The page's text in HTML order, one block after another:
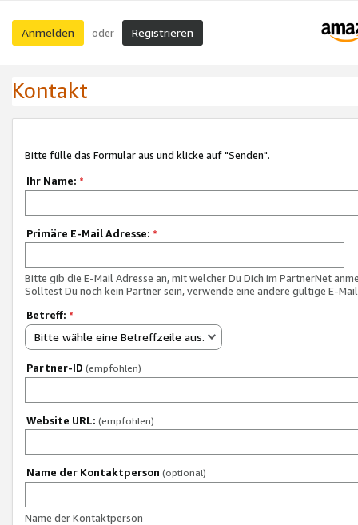
Anmelden oder Registrieren
Kontakt
Bitte fülle das Formular aus und klicke auf "Senden".
Ihr Name: *
Primäre E-Mail Adresse: *
Bitte gib die E-Mail Adresse an, mit welcher Du Dich im PartnerNet
Solltest Du noch kein Partner sein, verwende eine andere gültige E-
Betreff: *
Bitte wähle eine Betreffzeile aus.
Partner-ID (empfohlen)
Website URL: (empfohlen)
Name der Kontaktperson (optional)
Name der Kontaktperson